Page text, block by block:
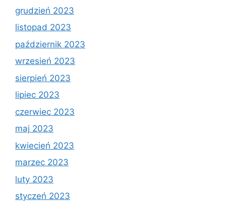
grudzień 2023
listopad 2023
październik 2023
wrzesień 2023
sierpień 2023
lipiec 2023
czerwiec 2023
maj 2023
kwiecień 2023
marzec 2023
luty 2023
styczeń 2023